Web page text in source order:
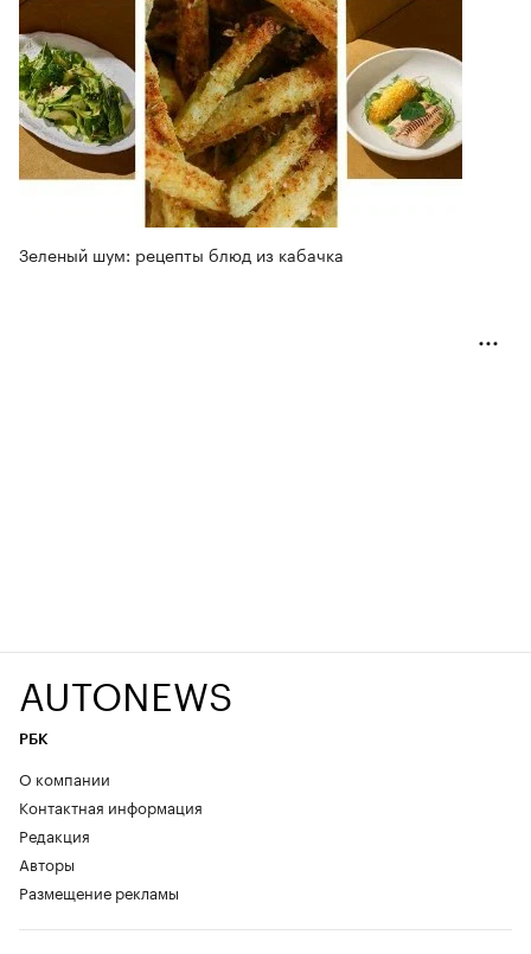
Зеленый шум: рецепты блюд из кабачка
AUTONEWS
РБК
О компании
Контактная информация
Редакция
Авторы
Размещение рекламы